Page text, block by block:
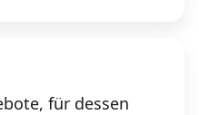
für dessen